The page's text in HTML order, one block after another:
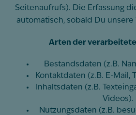
Seitenaufrufs). Die Erfassung
automatisch, sobald Du
Arten der
Bestandsdaten (z.B.
Kontaktdaten (z.B. E-Mail,
Inhaltsdaten (z.B.
Videos).
Nutzungsdaten (z.B.